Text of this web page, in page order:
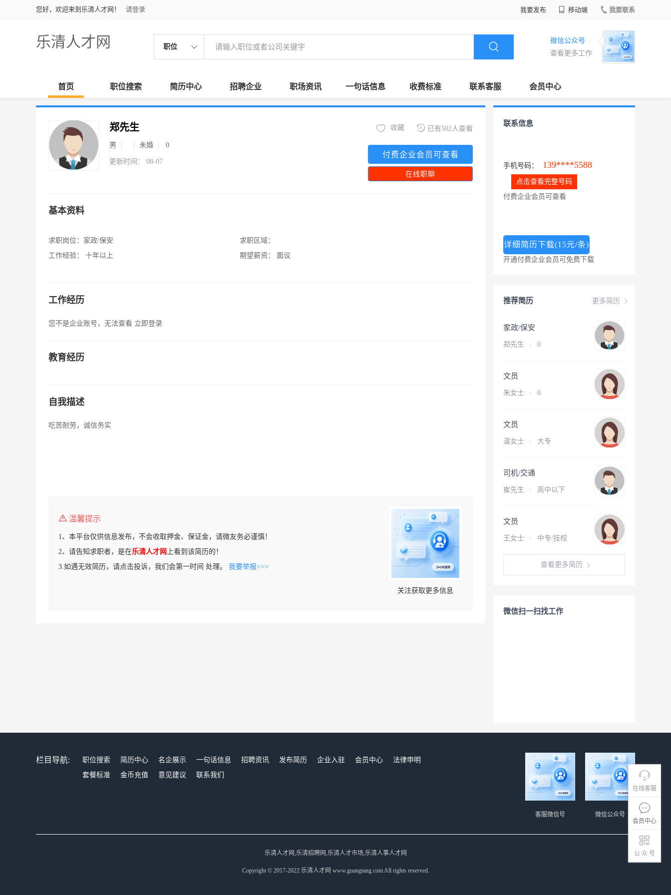
您好，欢迎来到乐清人才网！ 请登录 我要发布 移动端 我要联系
乐清人才网 职位
微信公众号
查看更多工作
首页 职位搜索 简历中心 招聘企业 职场资讯 一句话信息 收费标准 联系客服 会员中心
在线客服
会员中心
公 众 号
郑先生
男 未婚 0
更新时间： 08-07
已有502人查看
收藏
付费企业会员可查看
在线职聊
基本资料
求职岗位： 家政/保安
工作经验：
十年以上
求职区域：
期望薪资：
面议
工作经历
您不是企业账号，无法查看 立即登录
教育经历
自我描述
吃苦耐劳，诚信务实
温馨提示
1、本平台仅供信息发布，不会收取押金、保证金，请微友务必谨慎！
2、请告知求职者，是在乐清人才网 上看到该简历的！
3.如遇无效简历，请点击投诉，我们会第一时间 处理。 我要举报>>>
关注获取更多信息
联系信息
手机号码： 139****5588
点击查看完整号码
付费企业会员可查看
详细简历下载(15元/条)
开通付费企业会员可免费下载
更多简历
推荐简历
家政/保安
郑先生 · 0
文员
朱女士 · 0
文员
温女士 · 大专
司机/交通
崔先生 · 高中以下
文员
王女士 · 中专/技校
查看更多简历
微信扫一扫找工作
栏目导航: 职位搜索 简历中心 名企展示 一句话信息 招聘资讯 发布简历 企业入驻 会员中心
法律申明
套餐标准
金币充值 意见建议 联系我们
微信公众号
客服微信号
乐清人才网,乐清招聘网,乐清人才市场,乐清人事人才网
Copyright © 2017-2022 乐清人才网 www.guangtang.com All rights reserved.